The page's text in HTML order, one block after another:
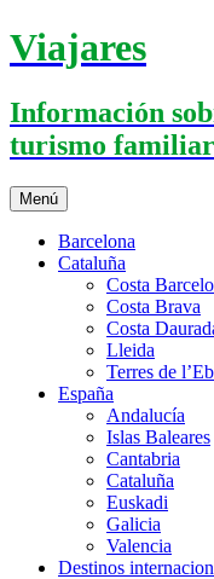
Saltar
al
Viajares
Información
turismo familiar
Menú
Barcelona
Cataluña
Costa
Costa Brava
Costa
Lleida
Terres de
España
Andalucía
Islas Baleares
Cantabria
Cataluña
Euskadi
Galicia
Valencia
Destinos